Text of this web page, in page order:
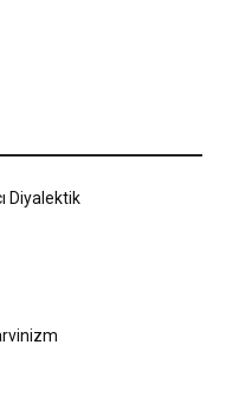
Diyalektik